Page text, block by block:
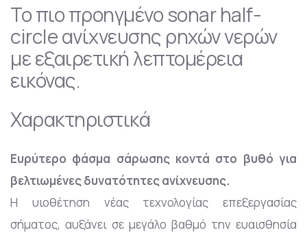
Το πιο προηγμένο sonar half-
circle ανίχνευσης ρηχών νερών
με εξαιρετική λεπτομέρεια
εικόνας.
Χαρακτηριστικά
Ευρύτερο φάσμα σάρωσης κοντά στο βυθό για
βελτιωμένες δυνατότητες ανίχνευσης.
Η υιοθέτηση νέας τεχνολογίας επεξεργασίας
σήματος, αυξάνει σε μεγάλο βαθμό την ευαισθησία